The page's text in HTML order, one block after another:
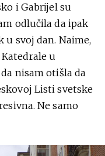
i Gabrijel su
odlučila da ipak
svoj dan. Naime,
u
nisam otišla da
Listi svetske
Ne samo